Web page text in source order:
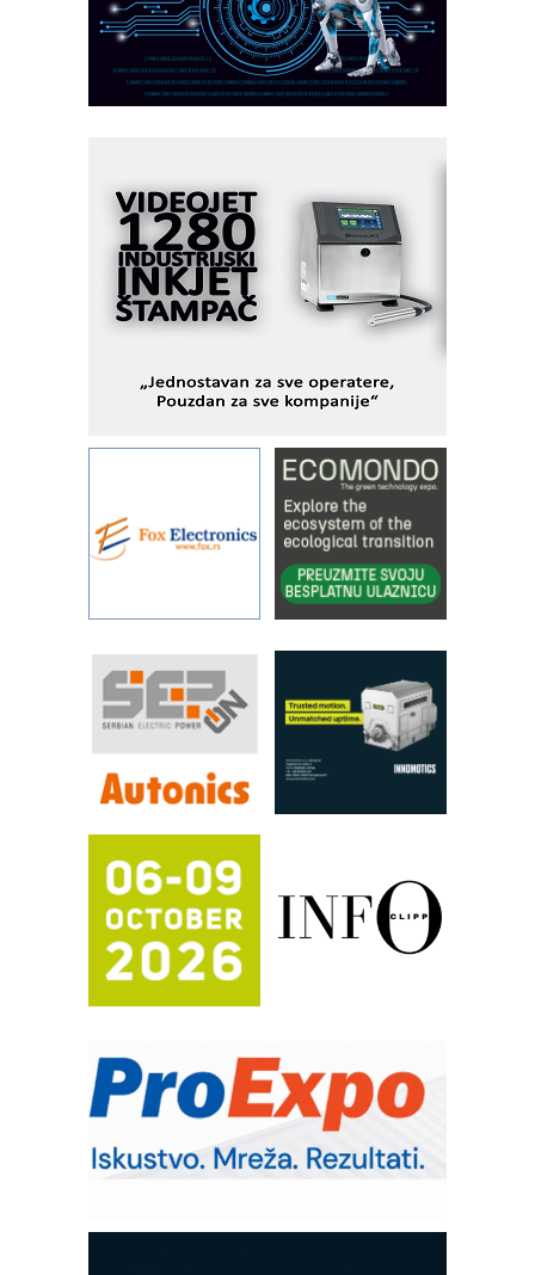
CTO - Prilagodite svoju toplinsku
obradu!
Razvoj asortimanskog pravca MINI-
PLC AKYTEC
MOTOMAN – NEXT-Robotika vođena
veštačkom inteligencijom
I.SAFE MOBILE revolucioniše
industrijsku automatizaciju
pionirskimmobile operator PANEL-OM
Fleksibilno stezanje i brzo
KIP KOP – napredna rešenja za
savremene industrijske i logističke
Alba d.o.o. – 35 godina preciznosti u
metrologiji i pametnim dozirnim
rešenjima
IBeRTIM - oprema za ispitivanje
STAUFF – Komponente koje
sistema
YAMADA pumpe – japanska
pouzdanost u transferu fluida
Filtration Group Industrial – Napredna
rešenja za filtraciju u hidrauličkim i
procesnim sistemima
FANUC: Najbolje za vašu pametnu
automatizaciju
Efikasno upravljanje energijom
Automatizacija pakovanja · Display
(Shelf-Ready) omotnice
Potpuna efikasnost bez složenih
Trajna oznaka kao dugoročna korist
Bezbednost na prvom mestu!
IB BLUMENAUER - više od 40 godina
poverenja u industriji